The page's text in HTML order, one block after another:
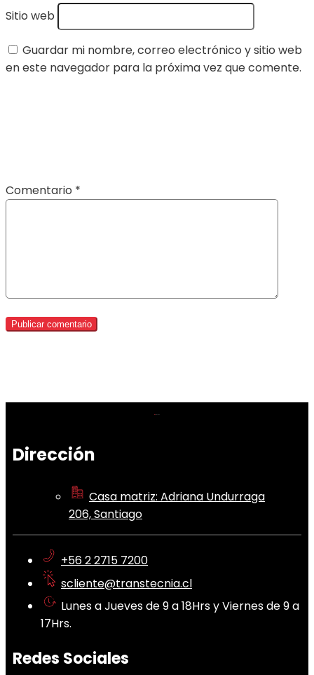
Sitio web
Guardar mi nombre, correo electrónico y sitio web
en este navegador para la próxima vez que comente.
Comentario *
Dirección
Casa matriz: Adriana Undurraga
206, Santiago
+56 2 2715 7200
scliente@transtecnia.cl
Lunes a Jueves de 9 a 18Hrs y Viernes de 9 a
17Hrs.
Redes Sociales